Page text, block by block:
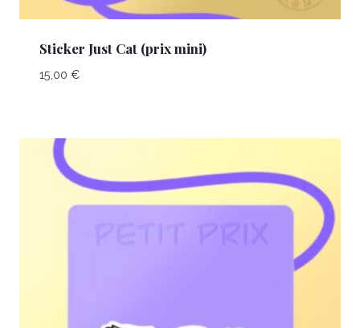
Sticker Just Cat (prix mini)
15,00 €